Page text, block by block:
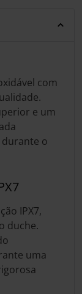
com
e um
durante o
IPX7,
duche.
uma